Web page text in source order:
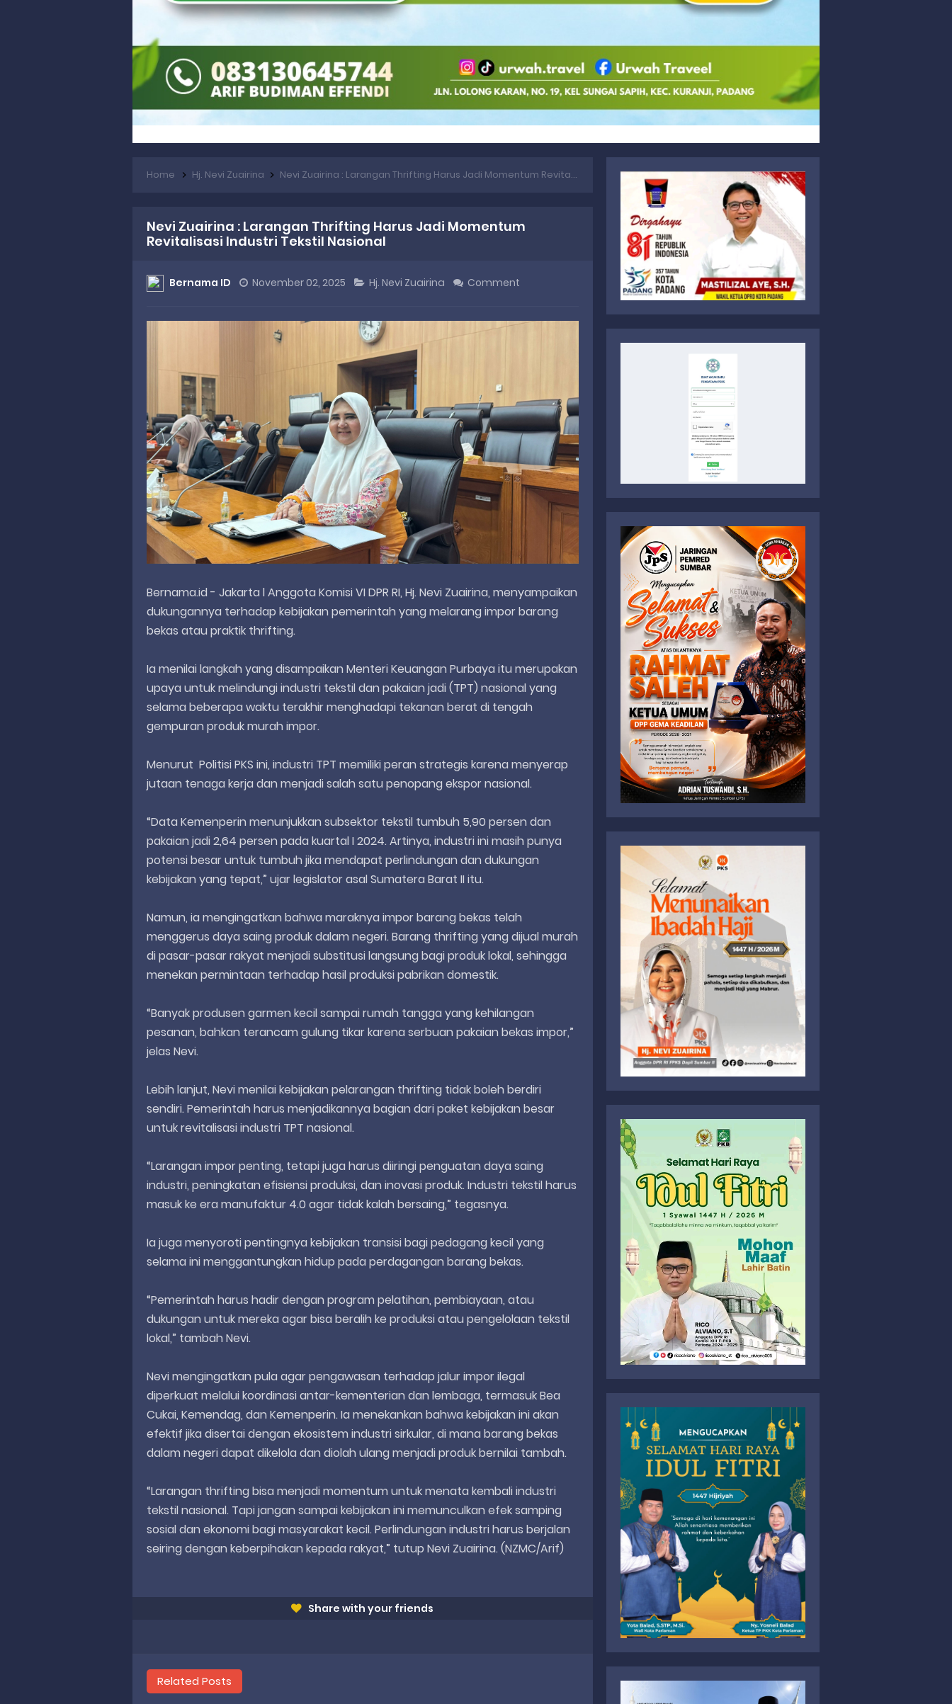
Home Hj. Nevi Zuairina Nevi Zuairina : Larangan Thrifting Harus Jadi Momentum Revitalisasi Industri Tekstil Nasional
Nevi Zuairina : Larangan Thrifting Harus Jadi Momentum
Revitalisasi Industri Tekstil Nasional
Bernama ID November 02, 2025 Hj. Nevi Zuairina Comment
Bernama.id - Jakarta l Anggota Komisi VI DPR RI, Hj. Nevi Zuairina, menyampaikan
dukungannya terhadap kebijakan pemerintah yang melarang impor barang
bekas atau praktik thrifting.
Ia menilai langkah yang disampaikan Menteri Keuangan Purbaya itu merupakan
upaya untuk melindungi industri tekstil dan pakaian jadi (TPT) nasional yang
selama beberapa waktu terakhir menghadapi tekanan berat di tengah
gempuran produk murah impor.
Menurut Politisi PKS ini, industri TPT memiliki peran strategis karena menyerap
jutaan tenaga kerja dan menjadi salah satu penopang ekspor nasional.
“Data Kemenperin menunjukkan subsektor tekstil tumbuh 5,90 persen dan
pakaian jadi 2,64 persen pada kuartal I 2024. Artinya, industri ini masih punya
potensi besar untuk tumbuh jika mendapat perlindungan dan dukungan
kebijakan yang tepat,” ujar legislator asal Sumatera Barat II itu.
Namun, ia mengingatkan bahwa maraknya impor barang bekas telah
menggerus daya saing produk dalam negeri. Barang thrifting yang dijual murah
di pasar-pasar rakyat menjadi substitusi langsung bagi produk lokal, sehingga
menekan permintaan terhadap hasil produksi pabrikan domestik.
“Banyak produsen garmen kecil sampai rumah tangga yang kehilangan
pesanan, bahkan terancam gulung tikar karena serbuan pakaian bekas impor,”
jelas Nevi.
Lebih lanjut, Nevi menilai kebijakan pelarangan thrifting tidak boleh berdiri
sendiri. Pemerintah harus menjadikannya bagian dari paket kebijakan besar
untuk revitalisasi industri TPT nasional.
“Larangan impor penting, tetapi juga harus diiringi penguatan daya saing
industri, peningkatan efisiensi produksi, dan inovasi produk. Industri tekstil harus
masuk ke era manufaktur 4.0 agar tidak kalah bersaing,” tegasnya.
Ia juga menyoroti pentingnya kebijakan transisi bagi pedagang kecil yang
selama ini menggantungkan hidup pada perdagangan barang bekas.
“Pemerintah harus hadir dengan program pelatihan, pembiayaan, atau
dukungan untuk mereka agar bisa beralih ke produksi atau pengelolaan tekstil
lokal,” tambah Nevi.
Nevi mengingatkan pula agar pengawasan terhadap jalur impor ilegal
diperkuat melalui koordinasi antar-kementerian dan lembaga, termasuk Bea
Cukai, Kemendag, dan Kemenperin. Ia menekankan bahwa kebijakan ini akan
efektif jika disertai dengan ekosistem industri sirkular, di mana barang bekas
dalam negeri dapat dikelola dan diolah ulang menjadi produk bernilai tambah.
“Larangan thrifting bisa menjadi momentum untuk menata kembali industri
tekstil nasional. Tapi jangan sampai kebijakan ini memunculkan efek samping
sosial dan ekonomi bagi masyarakat kecil. Perlindungan industri harus berjalan
seiring dengan keberpihakan kepada rakyat,” tutup Nevi Zuairina. (NZMC/Arif)
Share with your friends
Related Posts